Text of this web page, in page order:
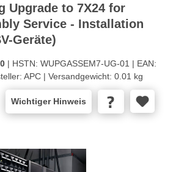
Upgrade to 7X24 for
Service - Installation
Geräte)
| HSTN: WUPGASSEM7-UG-01 | EAN:
APC | Versandgewicht: 0.01 kg
Wichtiger Hinweis